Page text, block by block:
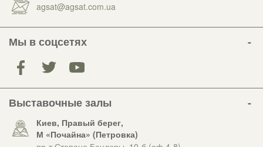
agsat@agsat.com.ua
Мы в соцсетях
Выставочные залы
Киев, Правый берег,
М «Почайна» (Петровка)